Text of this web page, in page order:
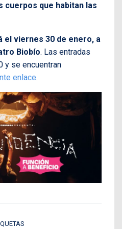
cuerpos que habitan las
el viernes 30 de enero, a
Biobío. Las entradas
y se encuentran
enlace.